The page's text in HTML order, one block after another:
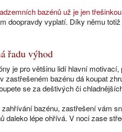
bazénů už je jen
doopravdy vyplatí. Díky němu
řadu výhod
je pro většinu lidí hlavní
zastřešeném bazénu dá koupat
se za deštivých či
bazénu, zastřešení vám
daleko lépe ohřívá. V noci zase